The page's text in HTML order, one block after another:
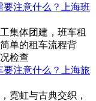
要注意什么？上海班
集体团建，班车租
单的租车流程背
检查
要注意什么？上海旅
霓虹与古典交织，